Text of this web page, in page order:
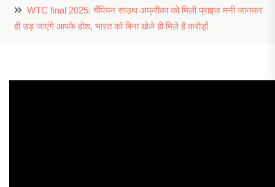
WTC final 2025: चैंपियन साउथ अफ्रीका को मिली प्राइज मनी जानकर
ही उड़ जाएंगे आपके होश, भारत को बिना खेले ही मिले हैं करोड़ों